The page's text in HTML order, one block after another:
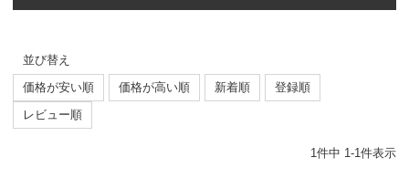
並び替え
価格が安い順
価格が高い順 新着順
登録順
レビュー順
1件中 1-1件表示